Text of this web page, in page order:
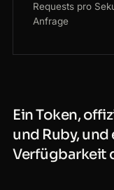
Requests pro
Anfrage
Ein Token,
und Ruby,
Verfügbarkeit